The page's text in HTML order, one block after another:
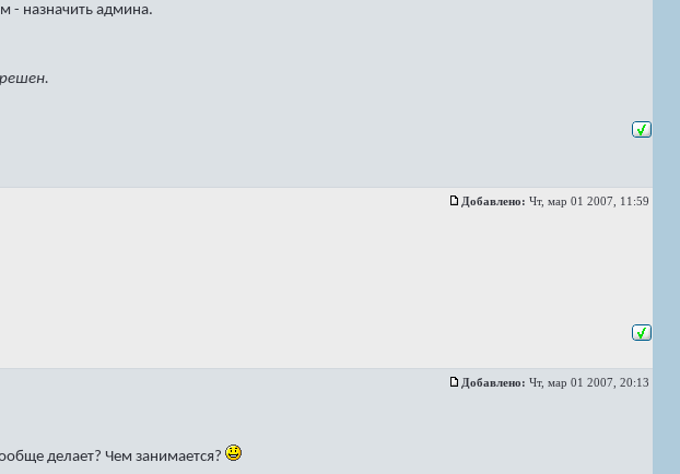
- назначить админа.
Добавлено: Чт, мар 01 2007, 11:59
Добавлено: Чт, мар 01 2007, 20:13
делает? Чем занимается?